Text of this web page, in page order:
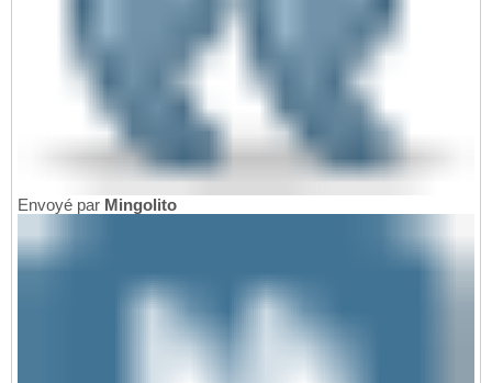
Envoyé par Mingolito